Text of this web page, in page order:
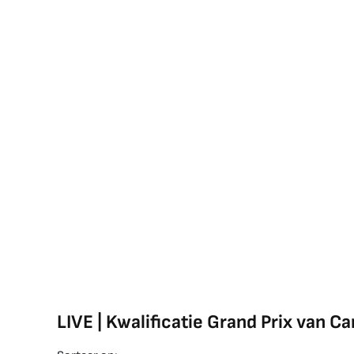
LIVE | Kwalificatie Grand Prix van